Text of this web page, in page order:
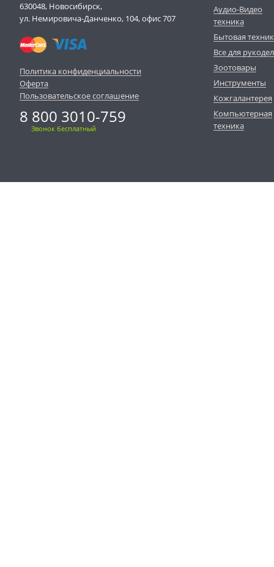
630048, Новосибирск,
ул. Немировича-Данченко, 104, офис 707
Политика конфиденциальности
Оферта
Пользовательское соглашение
8 800 3010-759
Звонок бесплатный
Аудио-Видео
техника
Бытовая
Все для
Зоотовары
Инструменты
Кожгалантерея
Компьютерная
техника